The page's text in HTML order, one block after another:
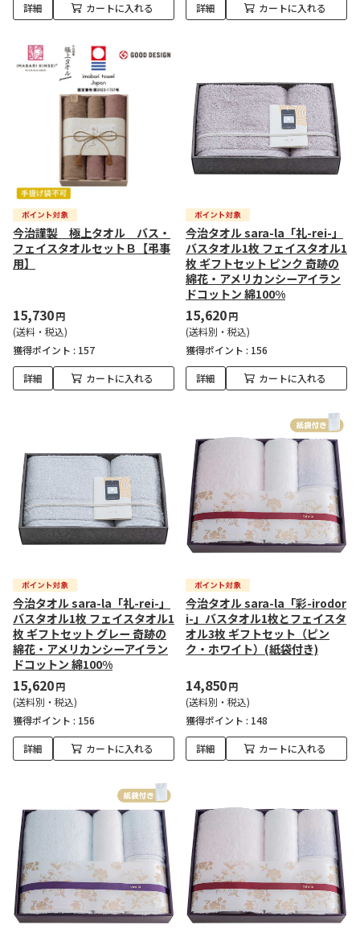
詳細 カートに入れる 詳細 カートに入れる
今治謹製 極上タオル バス・
フェイスタオルセットＢ【弔事
用】
15,730円
(送料・税込)
獲得ポイント : 157
詳細 カートに入れる
今治タオル sara-la「礼-rei-」
バスタオル1枚 フェイスタオル1
枚 ギフトセット ピンク 奇跡の
綿花・アメリカンシーアイラン
ドコットン 綿100%
15,620円
(送料別・税込)
獲得ポイント : 156
詳細 カートに入れる
今治タオル sara-la「礼-rei-」
バスタオル1枚 フェイスタオル1
枚 ギフトセット グレー 奇跡の
綿花・アメリカンシーアイラン
ドコットン 綿100%
15,620円
(送料別・税込)
獲得ポイント : 156
詳細 カートに入れる
今治タオル sara-la「彩-irodor
i-」バスタオル1枚とフェイスタ
オル3枚 ギフトセット（ピン
ク・ホワイト）(紙袋付き)
14,850円
(送料別・税込)
獲得ポイント : 148
詳細 カートに入れる